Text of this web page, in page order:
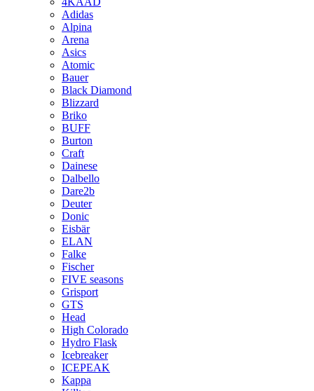
Adidas
Alpina
Arena
Asics
Atomic
Bauer
Black Diamond
Blizzard
Briko
BUFF
Burton
Craft
Dainese
Dalbello
Dare2b
Deuter
Donic
Eisbär
ELAN
Falke
Fischer
FIVE seasons
Grisport
GTS
Head
High Colorado
Hydro Flask
Icebreaker
ICEPEAK
Kappa